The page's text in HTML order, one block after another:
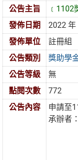
公告主旨
發佈日期
2022 年
發佈單位
註冊組
公告類別
獎助學
公告等級
無
點閱次數
772
公告內容
申請至
承辦者